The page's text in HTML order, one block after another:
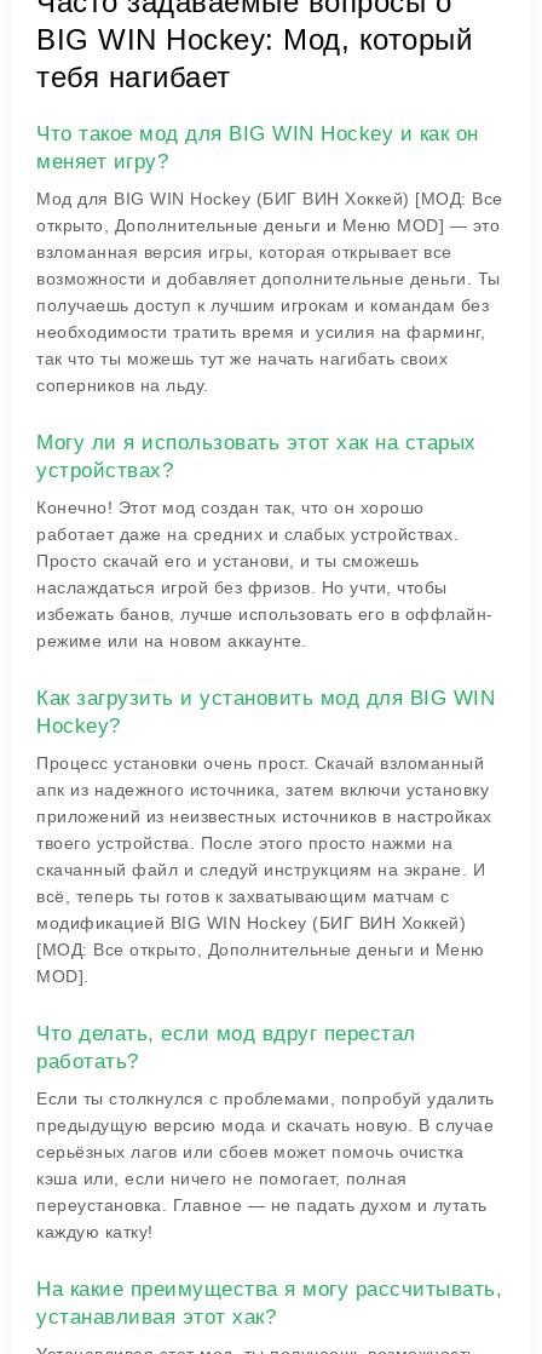
BIG WIN Hockey: Мод, который
тебя нагибает
Что такое мод для BIG WIN Hockey и как он
меняет игру?
Мод для BIG WIN Hockey (БИГ ВИН Хоккей) [МОД: Все
открыто, Дополнительные деньги и Меню MOD] — это
взломанная версия игры, которая открывает все
возможности и добавляет дополнительные деньги. Ты
получаешь доступ к лучшим игрокам и командам без
необходимости тратить время и усилия на фарминг,
так что ты можешь тут же начать нагибать своих
соперников на льду.
Могу ли я использовать этот хак на старых
устройствах?
Конечно! Этот мод создан так, что он хорошо
работает даже на средних и слабых устройствах.
Просто скачай его и установи, и ты сможешь
наслаждаться игрой без фризов. Но учти, чтобы
избежать банов, лучше использовать его в оффлайн-
режиме или на новом аккаунте.
Как загрузить и установить мод для BIG WIN
Hockey?
Процесс установки очень прост. Скачай взломанный
апк из надежного источника, затем включи установку
приложений из неизвестных источников в настройках
твоего устройства. После этого просто нажми на
скачанный файл и следуй инструкциям на экране. И
всё, теперь ты готов к захватывающим матчам с
модификацией BIG WIN Hockey (БИГ ВИН Хоккей)
[МОД: Все открыто, Дополнительные деньги и Меню
MOD].
Что делать, если мод вдруг перестал
работать?
Если ты столкнулся с проблемами, попробуй удалить
предыдущую версию мода и скачать новую. В случае
серьёзных лагов или сбоев может помочь очистка
кэша или, если ничего не помогает, полная
переустановка. Главное — не падать духом и лутать
каждую катку!
На какие преимущества я могу рассчитывать,
устанавливая этот хак?